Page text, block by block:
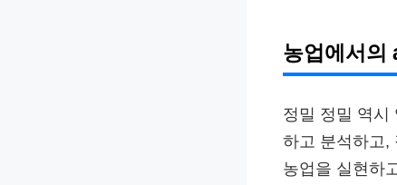
농업에서의
정밀 정밀 역시
하고 분석하고,
농업을 실현하